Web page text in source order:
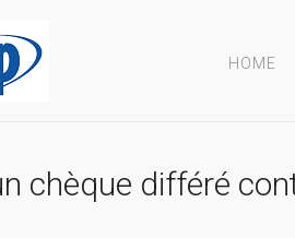
HOME
chèque différé